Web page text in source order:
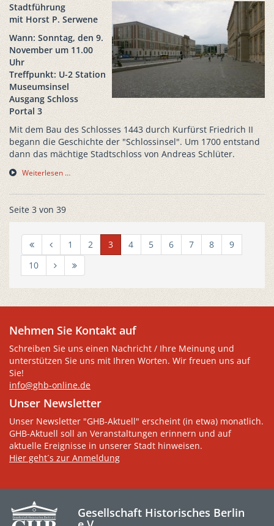
Stadtführung
mit Horst P. Serwene
Wann: Sonntag, den 9.
November um 11.00
Uhr
Treffpunkt: U-2 Station
Museumsinsel
Ausgang Schloss
Portal 3
Mit dem Bau des Schlosses 1443 durch Kurfürst Friedrich II
begann die Geschichte der "Schlossinsel". Um 1700 entstand
dann das mächtige Stadtschloss von Andreas Schlüter.
Weiterlesen …
Seite 3 von 39
1 2 3 4 5 6 7 8
9
10
Nehmen Sie Kontakt auf
Schreiben Sie uns einen Nachricht / Ihre Meinung und
unterstützen Sie uns mit Ihren Worten. Wir freuen uns auf
Sie!
info@ghb-online.de
Unser Newsletter
Unser Newsletter "GHB-Aktuell" erscheint (in etwa) monatlich.
GHB-Aktuell soll an Veranstaltungen erinnern und auf
aktuelle Ereignisse in unserer Stadt hinweisen.
Hier geht´s zur Anmeldung
Gesellschaft Historisches Berlin